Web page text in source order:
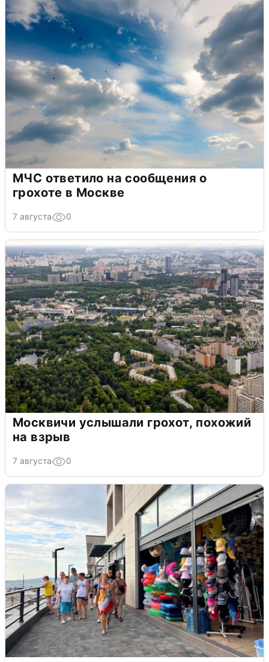
МЧС ответило на сообщения о
грохоте в Москве
7 августа 0
Москвичи услышали грохот, похожий
на взрыв
7 августа 0